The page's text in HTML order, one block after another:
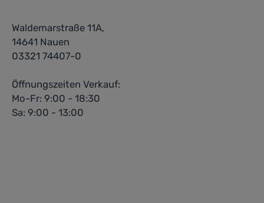
Waldemarstraße 11A,
14641 Nauen
03321 74407-0
Öffnungszeiten Verkauf:
Mo-Fr: 9:00 - 18:30
Sa: 9:00 - 13:00